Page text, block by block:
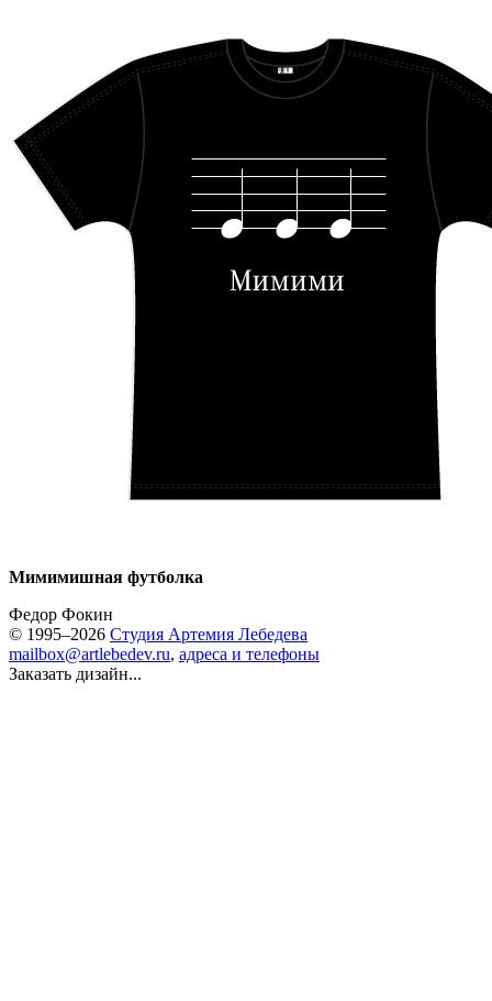
Мимимишная футболка
Федор Фокин
© 1995–2026 Студия Артемия Лебедева
mailbox@artlebedev.ru, адреса и телефоны
Заказать дизайн...